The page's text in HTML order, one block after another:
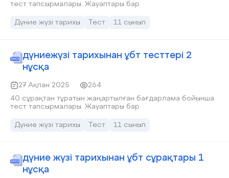
тест тапсырмалары. Жауаптары бар
Дүние жүзі тарихы Тест 11 сынып
дүниежүзі тарихынан ұбт тесттері 2
нұсқа
27 Ақпан 2025
264
40 сұрақтан тұратын жаңартылған бағдарлама бойынша
тест тапсырмалары. Жауаптары бар
Дүние жүзі тарихы Тест 11 сынып
дүние жүзі тарихынан ұбт сұрақтары 1
нұсқа